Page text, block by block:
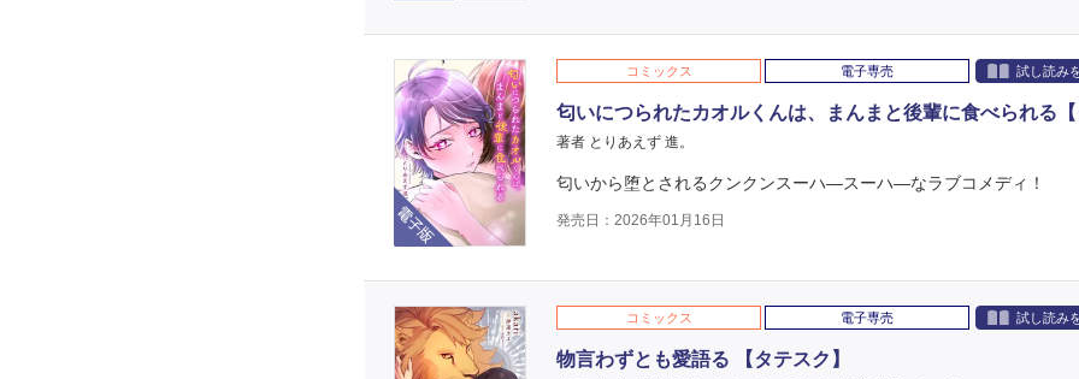
電子版
コミックス 電子専売 試し読み
匂いにつられたカオルくんは、まんまと後輩に食べられる【
著者 とりあえず 進。
匂いから堕とされるクンクンスーハ―スーハ―なラブコメディ！
発売日：2026年01月16日
コミックス 電子専売 試し読み
物言わずとも愛語る 【タテスク】